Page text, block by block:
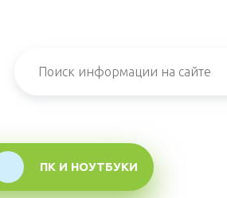
ПК И НОУТБУКИ